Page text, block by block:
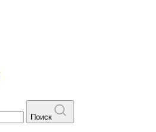
Поиск